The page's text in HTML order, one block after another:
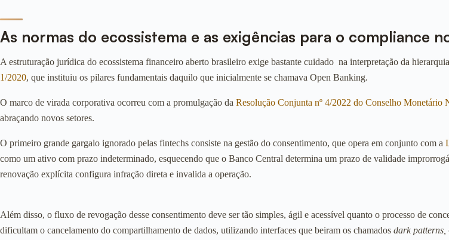
As normas do ecossistema e as exigências para o compliance
A estruturação jurídica do ecossistema financeiro aberto brasileiro exige bastante cuidado na interpretação da
1/2020, que instituiu os pilares fundamentais daquilo que inicialmente se chamava Open Banking.
O marco de virada corporativa ocorreu com a promulgação da Resolução Conjunta nº 4/2022 do Conselho
abraçando novos setores.
O primeiro grande gargalo ignorado pelas fintechs consiste na gestão do consentimento, que opera em conjunto com a
como um ativo com prazo indeterminado, esquecendo que o Banco Central determina um prazo de validade
renovação explícita configura infração direta e invalida a operação.
Além disso, o fluxo de revogação desse consentimento deve ser tão simples, ágil e acessível quanto o processo de
dificultam o cancelamento do compartilhamento de dados, utilizando interfaces que beiram os chamados dark patterns,